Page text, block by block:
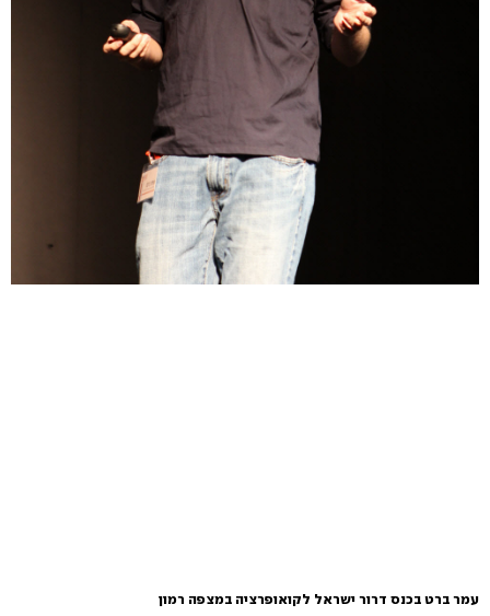
עמר ברט בכנס דרור ישראל לקואופרציה במצפה רמון